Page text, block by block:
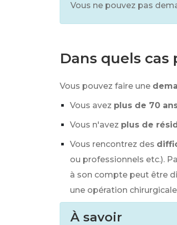
Vous ne pouvez pas
Dans quels
Vous pouvez faire une
Vous avez plus de 70
Vous n'avez plus de
Vous rencontrez des
ou professionnels etc.).
à son compte peut être
une opération
À savoir